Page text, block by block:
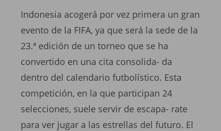
Indonesia acogerá por vez primera un gran
evento de la FIFA, ya que será la sede de la
23.ª edición de un torneo que se ha
convertido en una cita consolida- da
dentro del calendario futbolístico. Esta
competición, en la que participan 24
selecciones, suele servir de escapa- rate
para ver jugar a las estrellas del futuro. El